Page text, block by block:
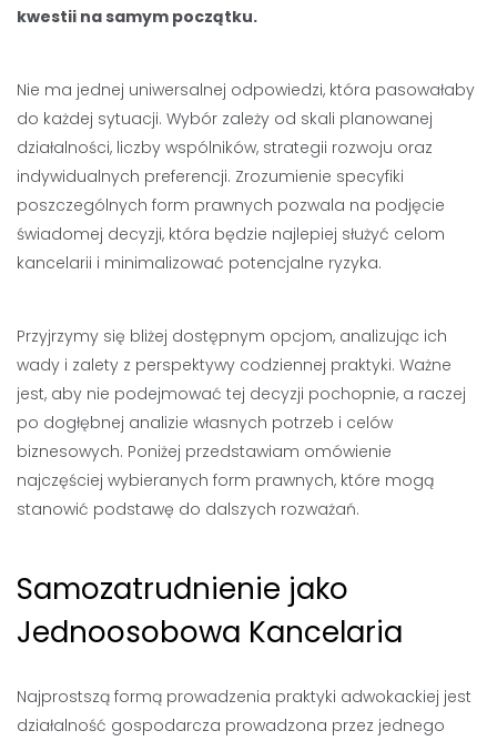
kwestii na samym początku.
Nie ma jednej uniwersalnej odpowiedzi, która pasowałaby
do każdej sytuacji. Wybór zależy od skali planowanej
działalności, liczby wspólników, strategii rozwoju oraz
indywidualnych preferencji. Zrozumienie specyfiki
poszczególnych form prawnych pozwala na podjęcie
świadomej decyzji, która będzie najlepiej służyć celom
kancelarii i minimalizować potencjalne ryzyka.
Przyjrzymy się bliżej dostępnym opcjom, analizując ich
wady i zalety z perspektywy codziennej praktyki. Ważne
jest, aby nie podejmować tej decyzji pochopnie, a raczej
po dogłębnej analizie własnych potrzeb i celów
biznesowych. Poniżej przedstawiam omówienie
najczęściej wybieranych form prawnych, które mogą
stanowić podstawę do dalszych rozważań.
Samozatrudnienie jako
Jednoosobowa Kancelaria
Najprostszą formą prowadzenia praktyki adwokackiej jest
działalność gospodarcza prowadzona przez jednego